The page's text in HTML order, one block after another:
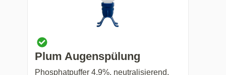
Plum Augenspülung
Phosphatpuffer 4,9%, neutralisierend,